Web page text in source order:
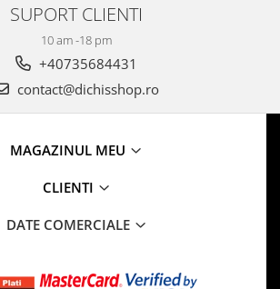
SUPORT CLIENTI
10 am -18 pm
+40735684431
contact@dichisshop.ro
MAGAZINUL MEU
CLIENTI
DATE COMERCIALE